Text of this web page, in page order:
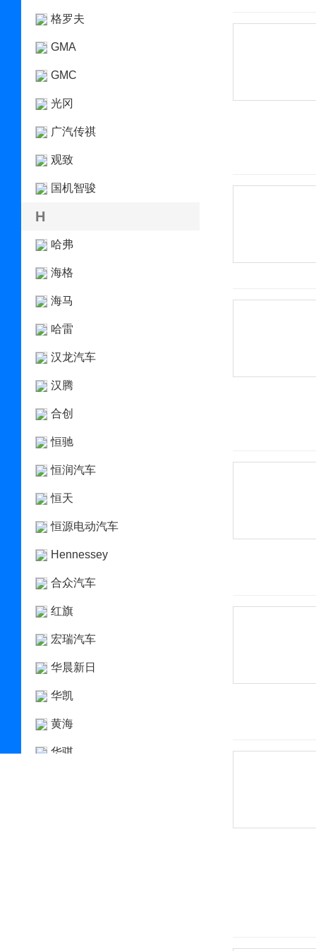
格罗夫
GMA
GMC
光冈
广汽传祺
观致
国机智骏
H
哈弗
海格
海马
哈雷
汉龙汽车
汉腾
合创
恒驰
恒润汽车
恒天
恒源电动汽车
Hennessey
合众汽车
红旗
宏瑞汽车
华晨新日
华凯
黄海
华骐